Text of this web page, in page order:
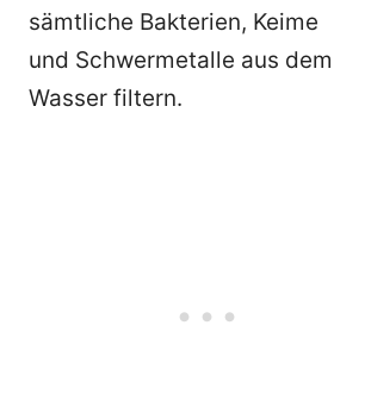
sämtliche Bakterien, Keime
und Schwermetalle aus dem
Wasser filtern.